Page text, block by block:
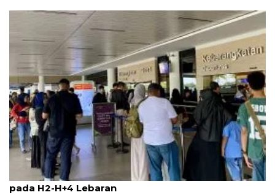
Penerbangan internasional di Bandara Batam naik
pada H2-H+4 Lebaran